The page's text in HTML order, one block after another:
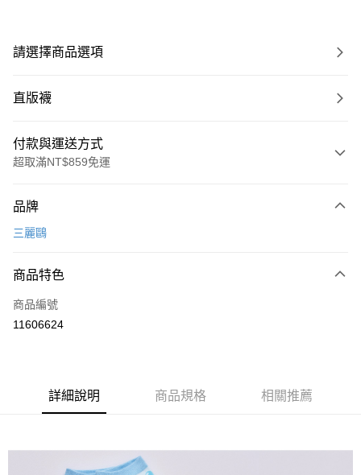
請選擇商品選項
直版襪
付款與運送方式
超取滿NT$859免運
信用卡一次付款
LINE Pay
Apple Pay
ATM付款
品牌
三麗鷗
商品特色
商品編號
11606624
詳細說明 商品規格 相關推薦